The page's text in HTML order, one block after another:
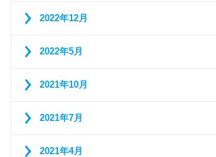
2022年12月
2022年5月
2021年10月
2021年7月
2021年4月